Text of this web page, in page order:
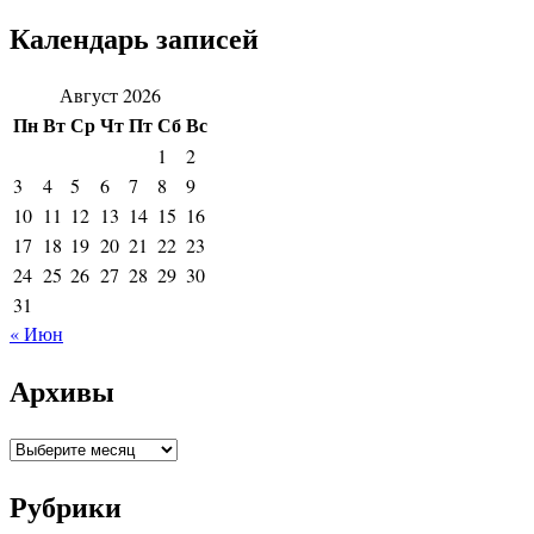
Календарь записей
Август 2026
ПнВтСрЧтПтСбВс
1
2
3
4 5 6 7 8
9
10 11 12 13 14 15 16
17 18 19 20 21 22 23
24 25 26 27 28 29 30
31
« Июн
Архивы
Архивы
Рубрики